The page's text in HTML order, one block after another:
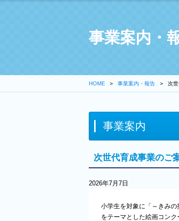
事業案内・
HOME 事業案内・報告 次
事業案内
次世代育成事業のご
2026年7月7日
小学生を対象に「～きみ
をテーマとした絵画コンク